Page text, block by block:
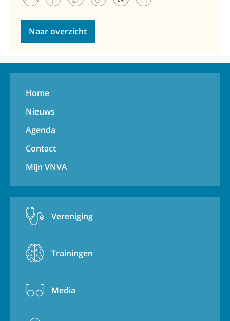
Naar overzicht
Home
Nieuws
Agenda
Contact
Mijn VNVA
Vereniging
Trainingen
Media